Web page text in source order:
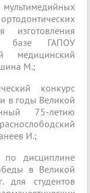
базе ГАПОУ
медицинский
М.;
конкурс
в годы Великой
75-летию
И.;
по дисциплине
в Великой
для студентов